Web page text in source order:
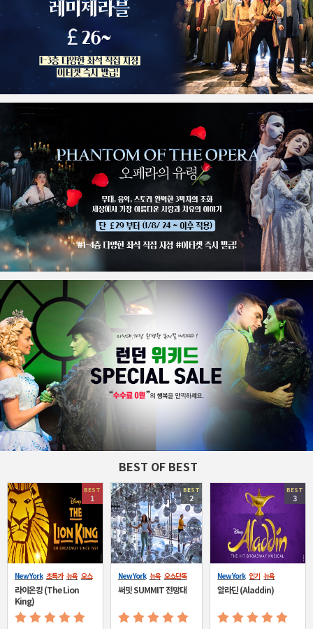
BEST OF BEST
BEST
1
New York 초특가 뉴욕 오쇼
단독
라이온킹 (The Lion
King)
BEST
2
New York 뉴욕 오쇼단독
써밋 SUMMIT 전망대
BEST
3
New York 인기 뉴욕
알라딘 (Aladdin)